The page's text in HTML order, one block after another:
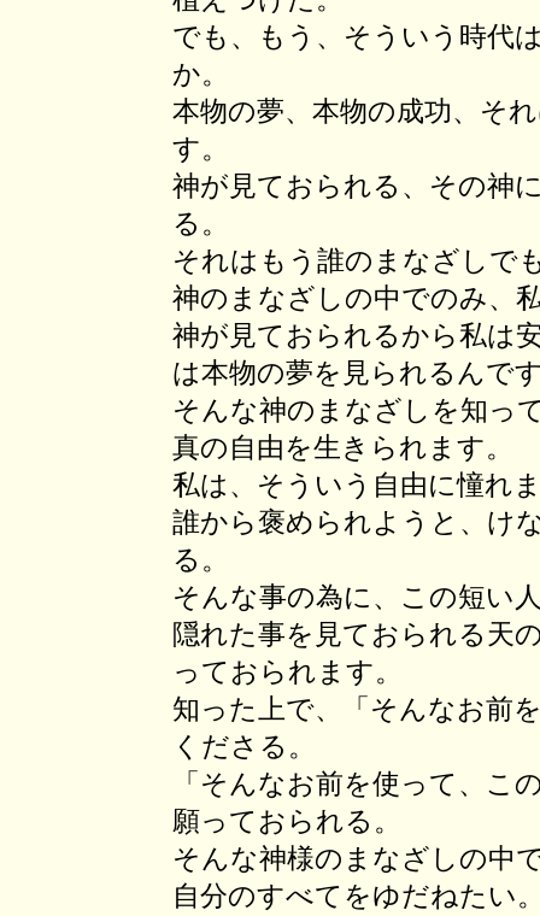
でも、もう、そういう時代
か。
本物の夢、本物の成功、そ
す。
神が見ておられる、その神
る。
それはもう誰のまなざしで
神のまなざしの中でのみ、
神が見ておられるから私は
は本物の夢を見られるんで
そんな神のまなざしを知っ
真の自由を生きられます。
私は、そういう自由に憧れ
誰から褒められようと、け
る。
そんな事の為に、この短い
隠れた事を見ておられる天
っておられます。
知った上で、「そんなお前
くださる。
「そんなお前を使って、こ
願っておられる。
そんな神様のまなざしの中
自分のすべてをゆだねたい